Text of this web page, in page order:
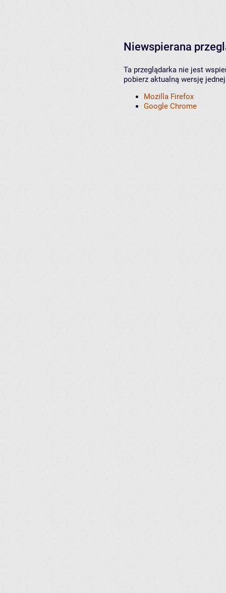
Niewspierana
Ta przeglądarka nie jest
pobierz aktualną wersję
Mozilla Firefox
Google Chrome